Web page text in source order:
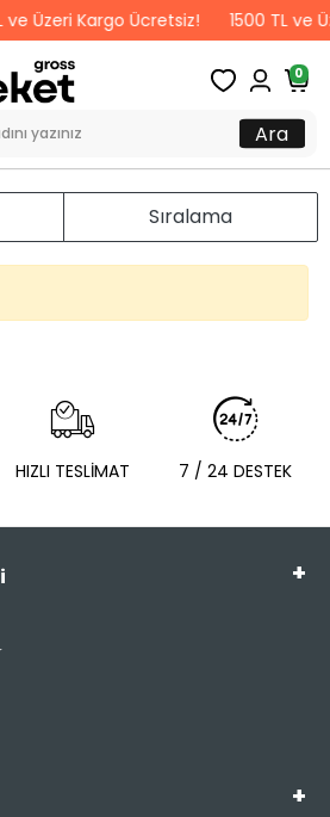
ve Üzeri Kargo Ücretsiz! 1500 TL ve
0
Ara
Sıralama
HIZLI TESLİMAT 7 / 24 DESTEK